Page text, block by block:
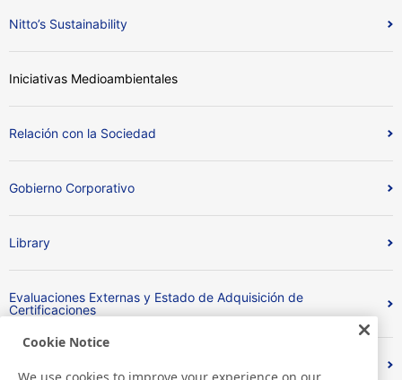
Nitto’s Sustainability
Iniciativas Medioambientales
Relación con la Sociedad
Gobierno Corporativo
Library
Evaluaciones Externas y Estado de Adquisición de
Certificaciones
Cookie Notice